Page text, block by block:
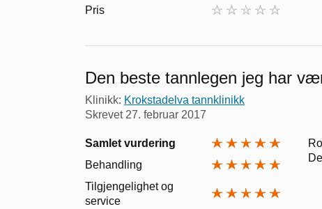
Pris
Den beste tannlegen jeg har
Klinikk: Krokstadelva tannklinikk
Skrevet 27. februar 2017
Samlet vurdering
Behandling
Tilgjengelighet og
service